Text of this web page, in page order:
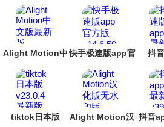
视频软件是现在最普及的短视频app使用
Alight Motion中快手极速版app官
抖
tiktok日本版
Alight Motion汉 抖音